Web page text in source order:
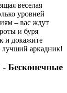
веселая
уровней
– вас ждут
и буря
и докажите
лучший аркадник!
- Бесконечные